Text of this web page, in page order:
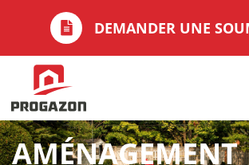
DEMANDER UNE
AMÉNAGEMENT